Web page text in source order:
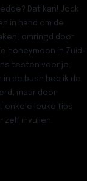
Dat kan! Jock
in hand om de
omringd door
honeymoon in Zuid-
testen voor je,
de bush heb ik de
maar door
enkele leuke tips
zelf invullen.